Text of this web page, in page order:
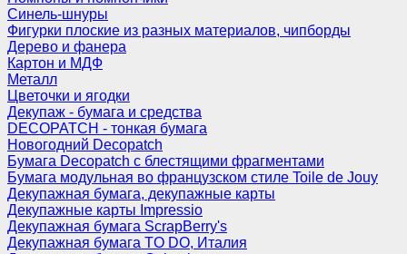
Синель-шнуры
Фигурки плоские из разных материалов, чипборды
Дерево и фанера
Картон и МДФ
Металл
Цветочки и ягодки
Декупаж - бумага и средства
DECOPATCH - тонкая бумага
Новогодний Decopatch
Бумага Decopatch с блестящими фрагментами
Бумага модульная во французском стиле Toile de Jouy
Декупажная бумага, декупажные карты
Декупажные карты Impressio
Декупажная бумага ScrapBerry's
Декупажная бумага TO DO, Италия